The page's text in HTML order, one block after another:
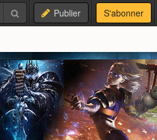
Publier S'abonner